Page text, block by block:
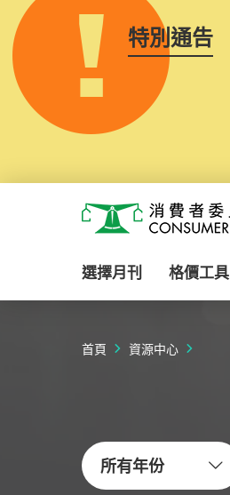
特別通告
消費者委員會
選擇月刊 格價工具
首頁 資源中心
所有年份